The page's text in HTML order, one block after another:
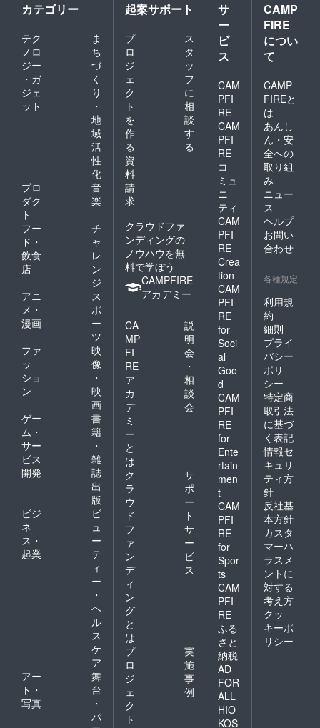
カテゴリー
テク
ノロ
ジー
・ガ
ジェ
ット
ま
ち
づ
く
り
・
地
域
活
性
化
プロ
ダク
ト
音
楽
フー
ド・
飲食
店
チ
ャ
レ
ン
ジ
アニ
メ・
漫画
ス
ポ
ー
ツ
ファ
ッ
ショ
ン
映
像
・
映
画
ゲー
ム・
サー
ビス
開発
書
籍
・
雑
誌
出
版
ビジ
ネ
ス・
起業
ビ
ュ
ー
テ
ィ
ー
・
ヘ
ル
ス
ケ
ア
アー
ト・
写真
舞
台
・
パ
起案サポート
プ
ロ
ジ
ェ
ク
ト
を
作
る
ス
タ
ッ
フ
に
相
談
す
る
資
料
請
求
クラウドファ
ンディングの
ノウハウを無
料で学ぼう
CAMPFIRE
アカデミー
CA
MP
FI
RE
ア
カ
デ
ミ
ー
と
は
説
明
会
・
相
談
会
ク
ラ
ウ
ド
フ
ァ
ン
デ
ィ
ン
グ
と
は
サ
ポ
ー
ト
サ
ー
ビ
ス
プ
ロ
ジ
ェ
ク
ト
実
施
事
例
サ
ー
ビ
ス
CAM
PFI
RE
CAM
PFI
RE
コ
ミュ
ニ
ティ
CAM
PFI
RE
Crea
tion
CAM
PFI
RE
for
Soci
al
Goo
d
CAM
PFI
RE
for
Ente
rtain
men
t
CAM
PFI
RE
for
Spor
ts
CAM
PFI
RE
ふる
さと
納税
AD
FOR
ALL
HIO
KOS
CAMP
FIRE
につい
て
CAMP
FIREと
は
あんし
ん・安
全への
取り組
み
ニュー
ス
ヘルプ
お問い
合わせ
各種規定
利用規
約
細則
プライ
バシー
ポリ
シー
特定商
取引法
に基づ
く表記
情報セ
キュリ
ティ方
針
反社基
本方針
カスタ
マーハ
ラスメ
ントに
対する
考え方
クッ
キーポ
リシー